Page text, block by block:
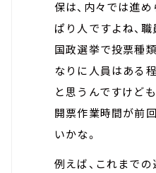
保は、内々では進
ぱり人ですよね、職
国政選挙で投票種類
なりに人員はある
と思うんですけど
開票作業時間が前
いかな。
例えば、これまで